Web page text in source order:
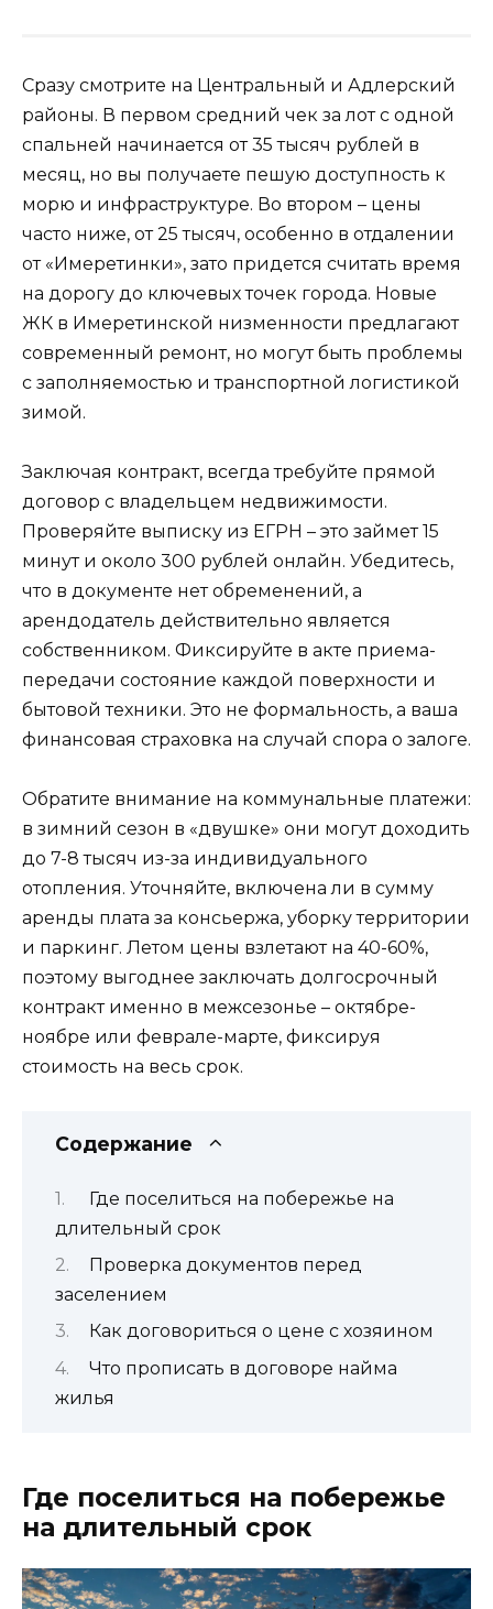
Сразу смотрите на Центральный и Адлерский
районы. В первом средний чек за лот с одной
спальней начинается от 35 тысяч рублей в
месяц, но вы получаете пешую доступность к
морю и инфраструктуре. Во втором – цены
часто ниже, от 25 тысяч, особенно в отдалении
от «Имеретинки», зато придется считать время
на дорогу до ключевых точек города. Новые
ЖК в Имеретинской низменности предлагают
современный ремонт, но могут быть проблемы
с заполняемостью и транспортной логистикой
зимой.
Заключая контракт, всегда требуйте прямой
договор с владельцем недвижимости.
Проверяйте выписку из ЕГРН – это займет 15
минут и около 300 рублей онлайн. Убедитесь,
что в документе нет обременений, а
арендодатель действительно является
собственником. Фиксируйте в акте приема-
передачи состояние каждой поверхности и
бытовой техники. Это не формальность, а ваша
финансовая страховка на случай спора о залоге.
Обратите внимание на коммунальные платежи:
в зимний сезон в «двушке» они могут доходить
до 7-8 тысяч из-за индивидуального
отопления. Уточняйте, включена ли в сумму
аренды плата за консьержа, уборку территории
и паркинг. Летом цены взлетают на 40-60%,
поэтому выгоднее заключать долгосрочный
контракт именно в межсезонье – октябре-
ноябре или феврале-марте, фиксируя
стоимость на весь срок.
Содержание
Где поселиться на побережье на
длительный срок
Проверка документов перед
заселением
Как договориться о цене с хозяином
Что прописать в договоре найма
жилья
Где поселиться на побережье
на длительный срок